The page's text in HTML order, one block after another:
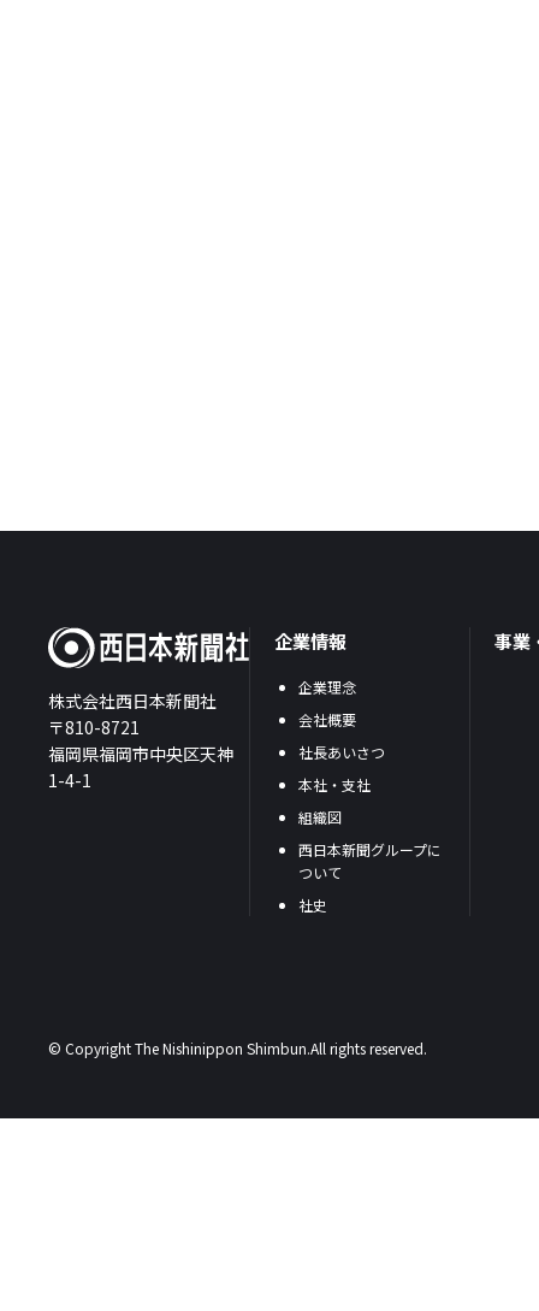
株式会社西日本新聞社
〒810-8721
福岡県福岡市中央区天神
1-4-1
企業情報
企業理念
会社概要
社長あいさつ
本社・支社
組織図
西日本新聞グループに
ついて
社史
事業
© Copyright The Nishinippon Shimbun.All rights reserved.